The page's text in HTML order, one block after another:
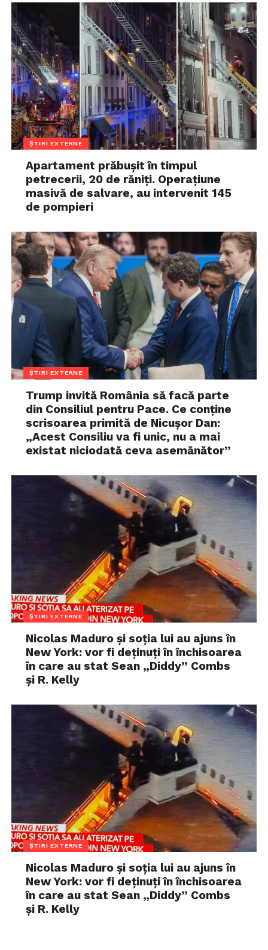
ȘTIRI EXTERNE
Apartament prăbușit în timpul
petrecerii, 20 de răniți. Operațiune
masivă de salvare, au intervenit 145
de pompieri
ȘTIRI EXTERNE
Trump invită România să facă parte
din Consiliul pentru Pace. Ce conține
scrisoarea primită de Nicușor Dan:
„Acest Consiliu va fi unic, nu a mai
existat niciodată ceva asemănător”
ȘTIRI EXTERNE
Nicolas Maduro și soția lui au ajuns în
New York: vor fi deținuți în închisoarea
în care au stat Sean „Diddy” Combs
și R. Kelly
ȘTIRI EXTERNE
Nicolas Maduro și soția lui au ajuns în
New York: vor fi deținuți în închisoarea
în care au stat Sean „Diddy” Combs
și R. Kelly